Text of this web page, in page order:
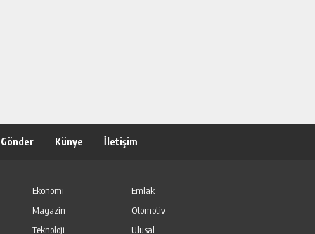
Künye İletişim
Ekonomi
Emlak
Magazin
Otomotiv
Teknoloji
Ulusal